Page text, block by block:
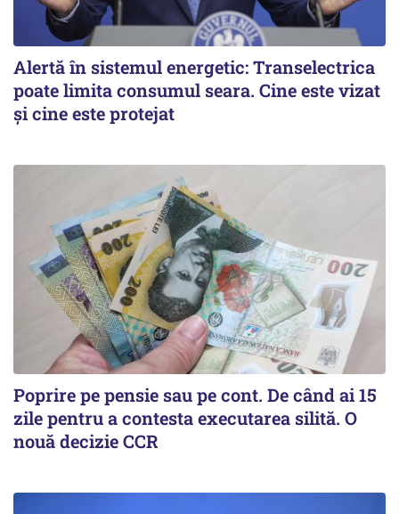
Alertă în sistemul energetic: Transelectrica
poate limita consumul seara. Cine este vizat
și cine este protejat
Poprire pe pensie sau pe cont. De când ai 15
zile pentru a contesta executarea silită. O
nouă decizie CCR